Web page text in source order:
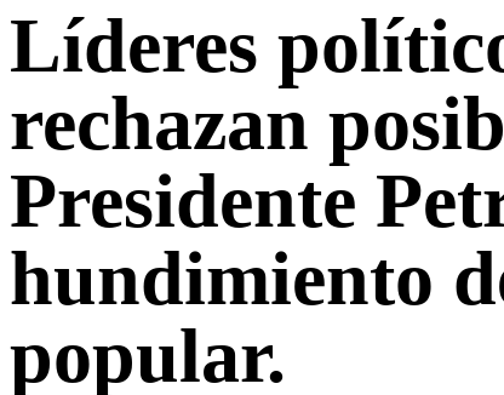
Líderes
rechazan
Presidente
hundimiento
popular.